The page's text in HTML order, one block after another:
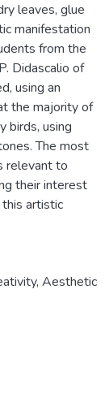
leaves, glue
manifestation
from the
Didascalio of
using an
the majority of
birds, using
The most
relevant to
their interest
this artistic
, Aesthetic